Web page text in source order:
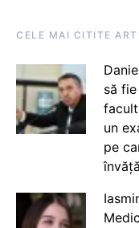
CELE MAI CITITE
să
un
pe